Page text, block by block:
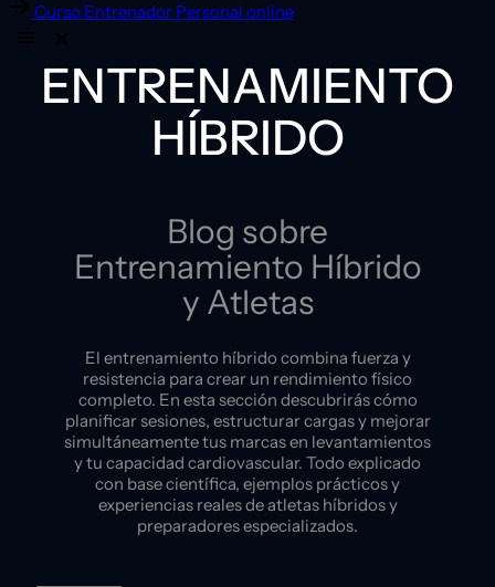
Curso Entrenador Personal online
ENTRENAMIENTO
HÍBRIDO
Blog sobre
Entrenamiento Híbrido
y Atletas
El entrenamiento híbrido combina fuerza y
resistencia para crear un rendimiento físico
completo. En esta sección descubrirás cómo
planificar sesiones, estructurar cargas y mejorar
simultáneamente tus marcas en levantamientos
y tu capacidad cardiovascular. Todo explicado
con base científica, ejemplos prácticos y
experiencias reales de atletas híbridos y
preparadores especializados.